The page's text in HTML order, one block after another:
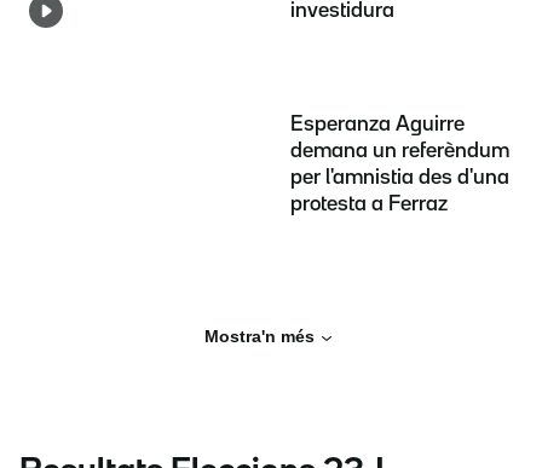
investidura
Esperanza Aguirre
demana un referèndum
per l'amnistia des d'una
protesta a Ferraz
Mostra'n més